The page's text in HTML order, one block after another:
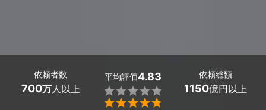
依頼者数
700万人以上
平均評価4.83


依頼総額
1150億円以上